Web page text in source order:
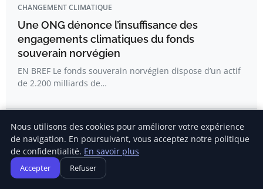
CHANGEMENT CLIMATIQUE
Une ONG dénonce l’insuffisance des
engagements climatiques du fonds
souverain norvégien
EN BREF Le fonds souverain norvégien dispose d’un actif
de 2.200 milliards de…
Emma Dufour
Nous utilisons des cookies pour améliorer votre expérience
de navigation. En poursuivant, vous acceptez notre politique
de confidentialité. En savoir plus
Accepter Refuser